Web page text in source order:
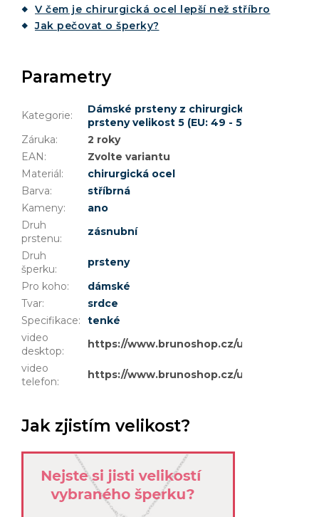
V čem je chirurgická ocel lepší než stříbro
Jak pečovat o šperky?
Parametry
Kategorie: Dámské prsteny z chirurgické oceli
prsteny velikost 5 (EU: 49 - 51)
Záruka:
2 roky
EAN:
Zvolte variantu
Materiál:
chirurgická ocel
Barva:
stříbrná
Kameny:
ano
Druh
prstenu:
zásnubní
Druh
šperku:
prsteny
Pro koho:
dámské
Tvar:
srdce
Specifikace:
tenké
video
desktop:
https://www.brunoshop.cz/user/
video
telefon:
https://www.brunoshop.cz/user/
Jak zjistím velikost?